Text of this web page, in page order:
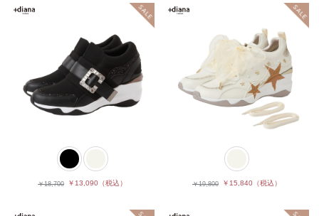
￥18,700 ￥13,090 （税込） ￥19,800 ￥15,840（税込）